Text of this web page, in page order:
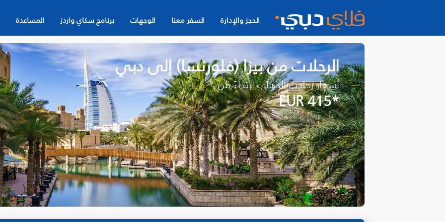
الحجز والإدارة السفر معنا الوجهات برنامج سكاي واردز المساعدة
الرحلات من بيزا (فلورنسا) إلى دبي
أسعار رحلات الذهاب ابتداءً من
*EUR 415